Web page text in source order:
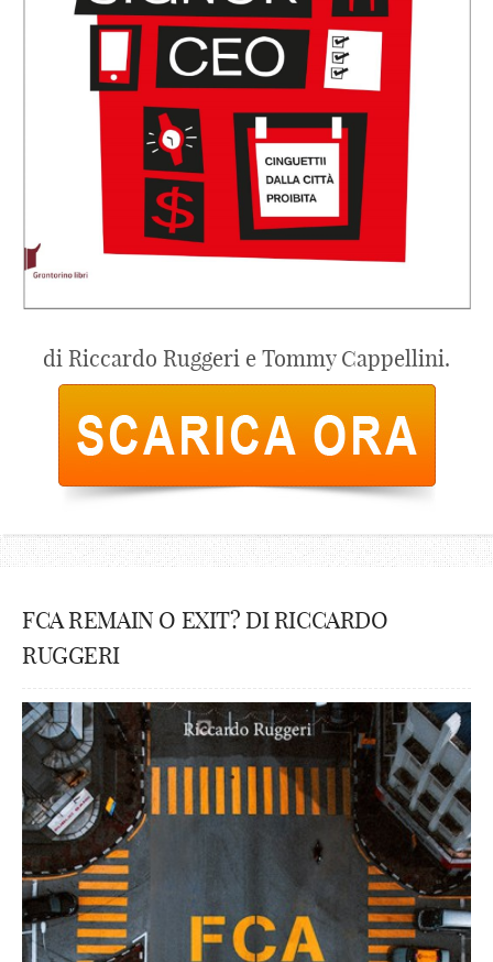
di Riccardo Ruggeri e Tommy Cappellini.
FCA REMAIN O EXIT? DI RICCARDO
RUGGERI